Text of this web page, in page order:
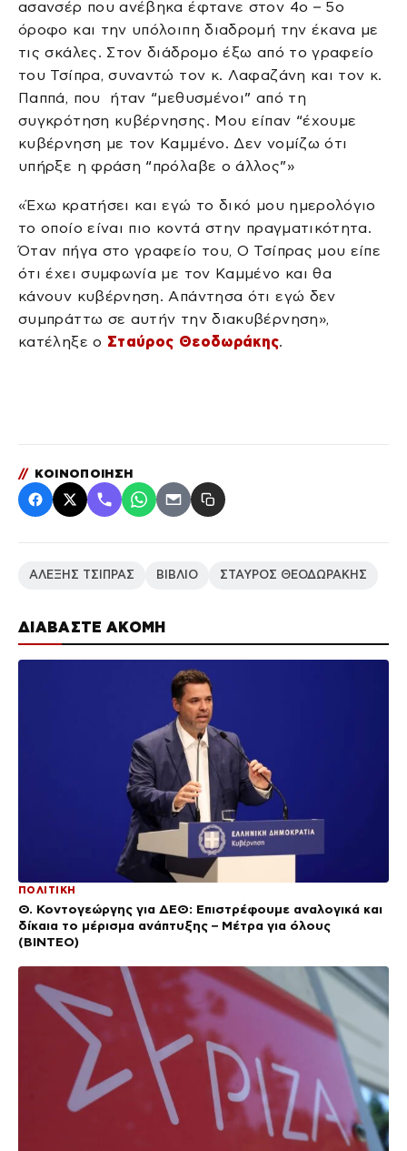
ΔΙΑΒΑΣΤΕ ΑΚΟΜΗ
ΠΟΛΙΤΙΚΗ
Θ. Κοντογεώργης για ΔΕΘ: Επιστρέφουμε αναλογικά και
δίκαια το μέρισμα ανάπτυξης – Μέτρα για όλους
(BINTEO)
ασανσέρ που ανέβηκα έφτανε στον 4ο – 5ο
όροφο και την υπόλοιπη διαδρομή την έκανα με
τις σκάλες. Στον διάδρομο έξω από το γραφείο
του Τσίπρα, συναντώ τον κ. Λαφαζάνη και τον κ.
Παππά, που ήταν “μεθυσμένοι” από τη
συγκρότηση κυβέρνησης. Μου είπαν “έχουμε
κυβέρνηση με τον Καμμένο. Δεν νομίζω ότι
υπήρξε η φράση “πρόλαβε ο άλλος”»
«Έχω κρατήσει και εγώ το δικό μου ημερολόγιο
το οποίο είναι πιο κοντά στην πραγματικότητα.
Όταν πήγα στο γραφείο του, Ο Τσίπρας μου είπε
ότι έχει συμφωνία με τον Καμμένο και θα
κάνουν κυβέρνηση. Απάντησα ότι εγώ δεν
συμπράττω σε αυτήν την διακυβέρνηση»,
κατέληξε ο Σταύρος Θεοδωράκης.
// ΚΟΙΝΟΠΟΙΗΣΗ
ΑΛΕΞΗΣ ΤΣΙΠΡΑΣ ΒΙΒΛΙΟ ΣΤΑΥΡΟΣ ΘΕΟΔΩΡΑΚΗΣ